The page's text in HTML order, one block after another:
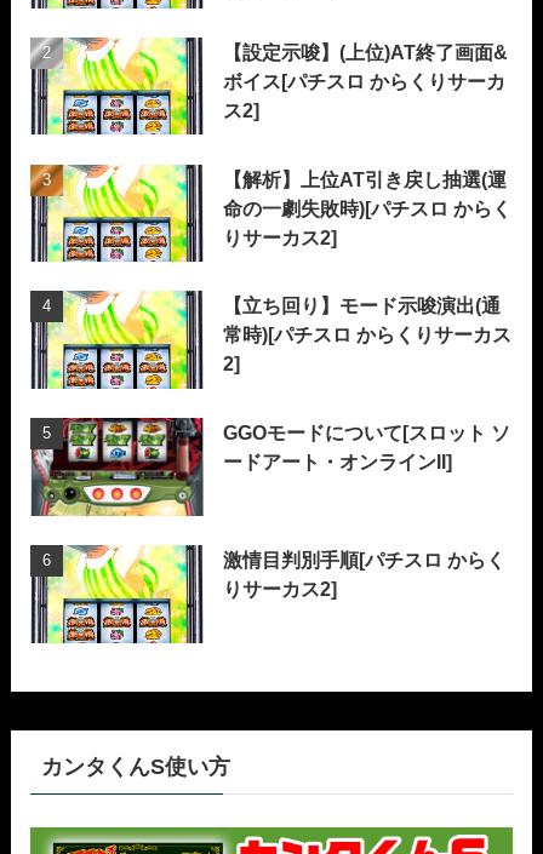
【設定示唆】(上位)AT終了画面&
ボイス[パチスロ からくりサーカ
ス2]
【解析】上位AT引き戻し抽選(運
命の一劇失敗時)[パチスロ からく
りサーカス2]
【立ち回り】モード示唆演出(通
常時)[パチスロ からくりサーカス
2]
GGOモードについて[スロット ソ
ードアート・オンラインII]
激情目判別手順[パチスロ からく
りサーカス2]
カンタくんS使い方